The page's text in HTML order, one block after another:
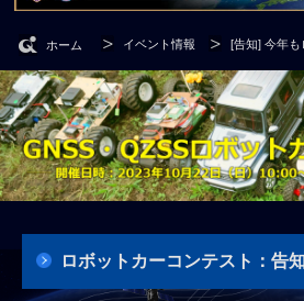
ホーム イベント情報 [告知] 今年も
ロボットカーコンテスト：告知